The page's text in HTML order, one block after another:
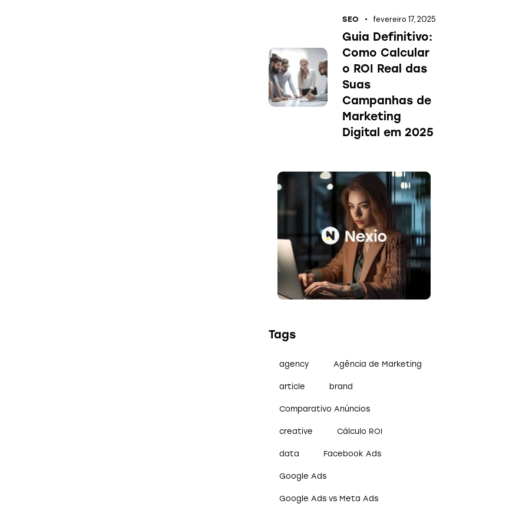
SEO fevereiro 17, 2025
Guia Definitivo:
Como Calcular
o ROI Real das
Suas
Campanhas de
Marketing
Digital em 2025
Tags
agency Agência de Marketing
article brand
Comparativo Anúncios
creative Cálculo ROI
data Facebook Ads
Google Ads
Google Ads vs Meta Ads